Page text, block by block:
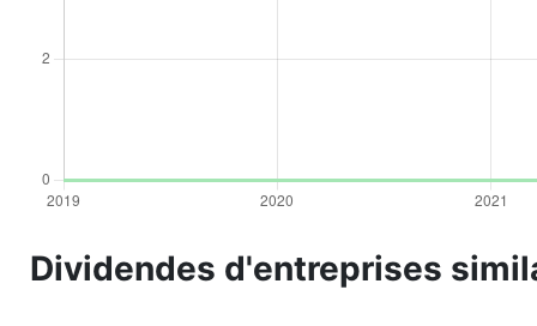
Dividendes d'entreprises